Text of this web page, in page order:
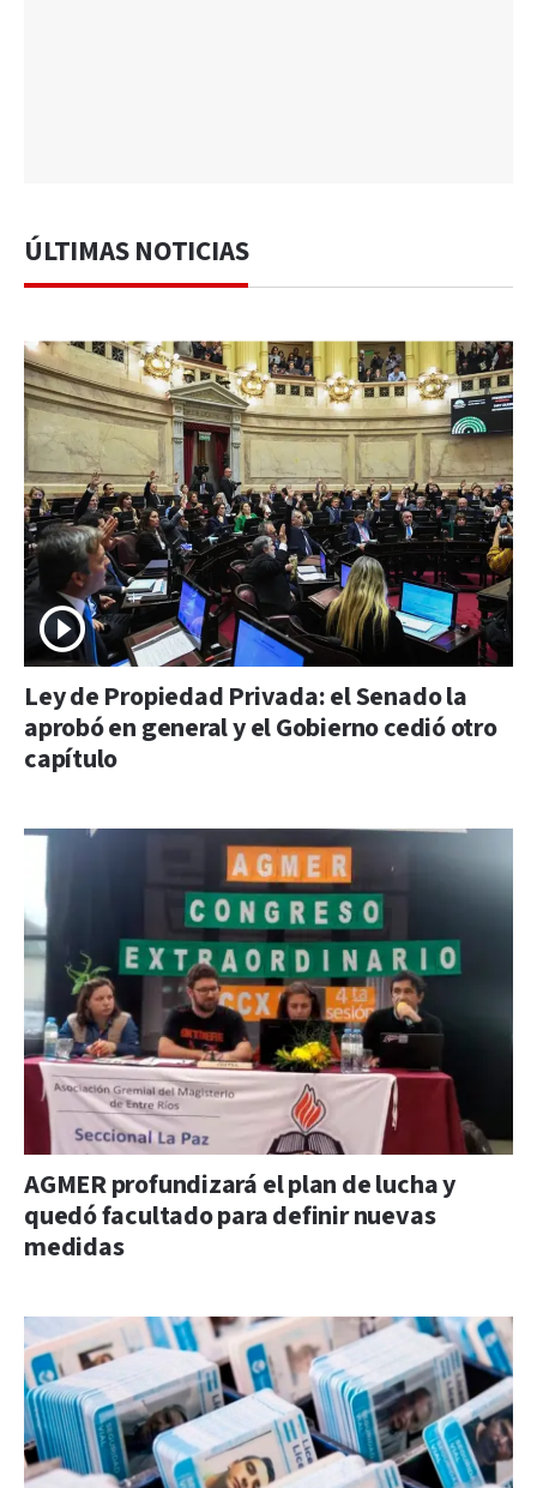
ÚLTIMAS NOTICIAS
Ley de Propiedad Privada: el Senado la
aprobó en general y el Gobierno cedió otro
capítulo
AGMER profundizará el plan de lucha y
quedó facultado para definir nuevas
medidas